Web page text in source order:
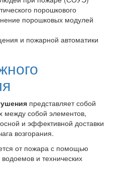
порошкового
порошковых модулей
и пожарной автоматики
представляет собой
между собой элементов,
и эффективной доставки
возгорания.
от пожара с помощью
и технических